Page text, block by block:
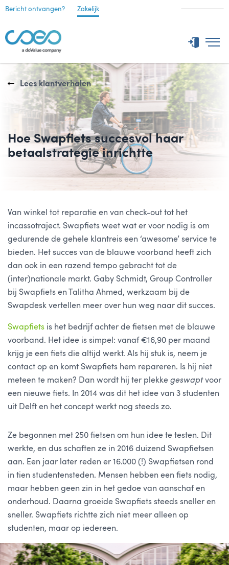
Bericht ontvangen? Zakelijk
Lees klantverhalen
Hoe Swapfiets succesvol haar
betaalstrategie inrichtte
Van winkel tot reparatie en van check-out tot het
incassotraject. Swapfiets weet wat er voor nodig is om
gedurende de gehele klantreis een ‘awesome’ service te
bieden. Het succes van de blauwe voorband heeft zich
dan ook in een razend tempo gebracht tot de
(inter)nationale markt. Gaby Schmidt, Group Controller
bij Swapfiets en Talitha Ahmed, werkzaam bij de
Swapdesk vertellen meer over hun weg naar dit succes.
Swapfiets is het bedrijf achter de fietsen met de blauwe
voorband. Het idee is simpel: vanaf €16,90 per maand
krijg je een fiets die altijd werkt. Als hij stuk is, neem je
contact op en komt Swapfiets hem repareren. Is hij niet
meteen te maken? Dan wordt hij ter plekke geswaptvoor
een nieuwe fiets. In 2014 was dit het idee van 3 studenten
uit Delft en het concept werkt nog steeds zo.
Ze begonnen met 250 fietsen om hun idee te testen. Dit
werkte, en dus schaften ze in 2016 duizend Swapfietsen
aan. Een jaar later reden er 16.000 (!) Swapfietsen rond
in tien studentensteden. Mensen hebben een fiets nodig,
maar hebben geen zin in het gedoe van aanschaf en
onderhoud. Daarna groeide Swapfiets steeds sneller en
sneller. Swapfiets richtte zich niet meer alleen op
studenten, maar op iedereen.